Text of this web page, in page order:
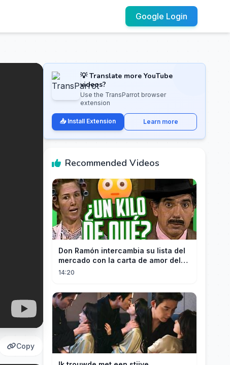
Google Login
Copy
💡 Translate more YouTube
videos?
Use the TransParrot browser
extension
📥 Install Extension Learn more
Recommended Videos
Don Ramón intercambia su lista del
mercado con la carta de amor del
Profesor
14:20